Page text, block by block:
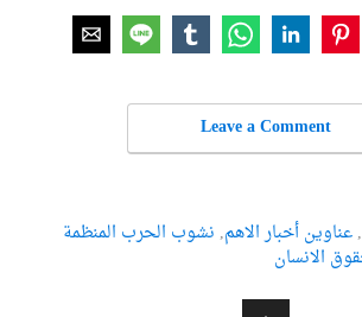
Leave a Comment
,عناوین أخبار الاهم,نشوب الحرب المنظمة
الانسان